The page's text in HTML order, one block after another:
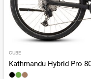
CUBE
Kathmandu Hybrid Pro